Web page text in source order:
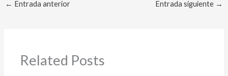
← Entrada anterior Entrada siguiente →
Related Posts